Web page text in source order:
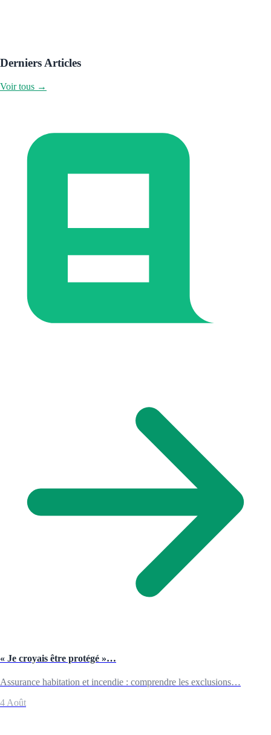
Derniers Articles
Voir tous →
« Je croyais être protégé »…
Assurance habitation et incendie : comprendre les exclusions…
4 Août